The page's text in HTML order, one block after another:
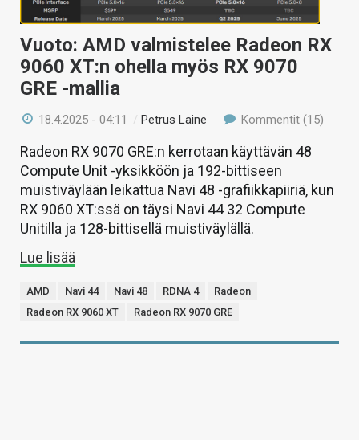
Vuoto: AMD valmistelee Radeon RX
9060 XT:n ohella myös RX 9070
GRE -mallia
18.4.2025 - 04:11 /Petrus Laine Kommentit (15)
Radeon RX 9070 GRE:n kerrotaan käyttävän 48
Compute Unit -yksikköön ja 192-bittiseen
muistiväylään leikattua Navi 48 -grafiikkapiiriä, kun
RX 9060 XT:ssä on täysi Navi 44 32 Compute
Unitilla ja 128-bittisellä muistiväylällä.
Lue lisää
AMD Navi 44 Navi 48 RDNA 4
Radeon
Radeon RX 9060 XT
Radeon RX 9070 GRE